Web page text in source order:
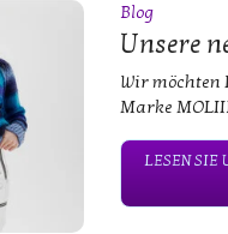
Blog
Unsere
Wir möchten
Marke
LESEN SIE